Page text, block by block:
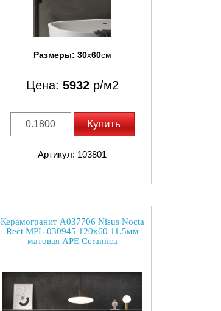
Размеры: 30x60см
Цена: 5932р/м2
Купить
Артикул: 103801
Керамогранит A037706 Nisus Nocta
Rect MPL-030945 120x60 11.5мм
матовая APE Ceramica